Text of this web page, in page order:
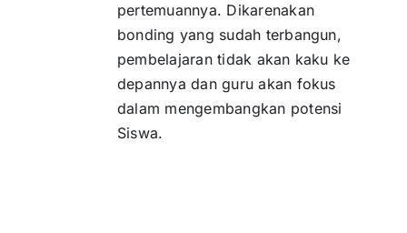
pertemuannya. Dikarenakan
bonding yang sudah terbangun,
pembelajaran tidak akan kaku ke
depannya dan guru akan fokus
dalam mengembangkan potensi
Siswa.